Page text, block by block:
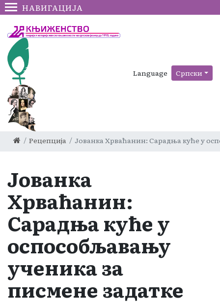
НАВИГАЦИЈА
Language Српски
Рецепција Јованка Хрваћанин: Сарадња куће у
Јованка
Хрваћанин:
Сарадња куће у
оспособљавању
ученика за
писмене задатке